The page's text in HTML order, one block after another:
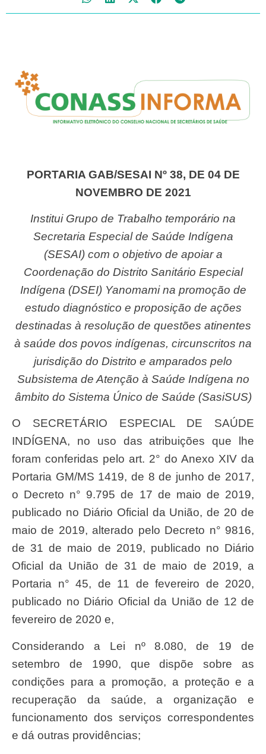
PORTARIA GAB/SESAI Nº 38, DE 04 DE
NOVEMBRO DE 2021
Institui Grupo de Trabalho temporário na
Secretaria Especial de Saúde Indígena
(SESAI) com o objetivo de apoiar a
Coordenação do Distrito Sanitário Especial
Indígena (DSEI) Yanomami na promoção de
estudo diagnóstico e proposição de ações
destinadas à resolução de questões atinentes
à saúde dos povos indígenas, circunscritos na
jurisdição do Distrito e amparados pelo
Subsistema de Atenção à Saúde Indígena no
âmbito do Sistema Único de Saúde (SasiSUS)
O SECRETÁRIO ESPECIAL DE SAÚDE
INDÍGENA, no uso das atribuições que lhe
foram conferidas pelo art. 2° do Anexo XIV da
Portaria GM/MS 1419, de 8 de junho de 2017,
o Decreto n° 9.795 de 17 de maio de 2019,
publicado no Diário Oficial da União, de 20 de
maio de 2019, alterado pelo Decreto n° 9816,
de 31 de maio de 2019, publicado no Diário
Oficial da União de 31 de maio de 2019, a
Portaria n° 45, de 11 de fevereiro de 2020,
publicado no Diário Oficial da União de 12 de
fevereiro de 2020 e,
Considerando a Lei nº 8.080, de 19 de
setembro de 1990, que dispõe sobre as
condições para a promoção, a proteção e a
recuperação da saúde, a organização e
funcionamento dos serviços correspondentes
e dá outras providências;